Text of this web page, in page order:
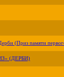
(Приз памяти
(ДЕРБИ)